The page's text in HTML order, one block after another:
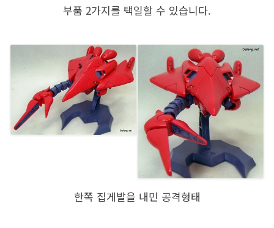
부품 2가지를 택일할 수 있습니다.
한쪽 집게발을 내민 공격형태